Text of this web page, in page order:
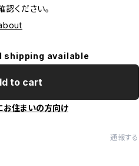
ください。
shipping available
to cart
お住まいの方向け
通報する